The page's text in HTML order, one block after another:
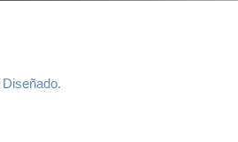
Diseñado.